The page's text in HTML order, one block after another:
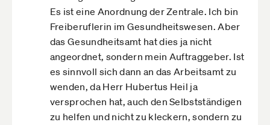
Es ist eine Anordnung der Zentrale. Ich bin
Freiberuflerin im Gesundheitswesen. Aber
das Gesundheitsamt hat dies ja nicht
angeordnet, sondern mein Auftraggeber. Ist
es sinnvoll sich dann an das Arbeitsamt zu
wenden, da Herr Hubertus Heil ja
versprochen hat, auch den Selbstständigen
zu helfen und nicht zu kleckern, sondern zu